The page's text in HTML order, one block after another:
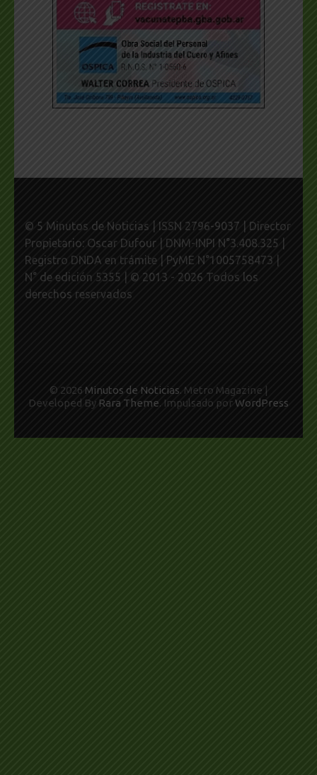
© 5 Minutos de Noticias | ISSN 2796-9037 | Director
Propietario: Oscar Dufour | DNM-INPI N°3.408.325 |
Registro DNDA en trámite | PyME N°1005758473 |
N° de edición 5355 | © 2013 - 2026 Todos los
derechos reservados
© 2026 Minutos de Noticias. Metro Magazine |
Developed By Rara Theme. Impulsado por WordPress